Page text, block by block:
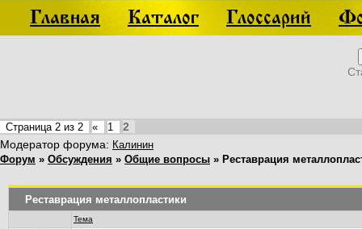
Главная Каталог Глоссарий
Страница 2 из 2 « 1
2
Модератор форума: Калинин
Форум » Обсуждения » Общие вопросы » Реставрация
Реставрация металлопластики
Тема